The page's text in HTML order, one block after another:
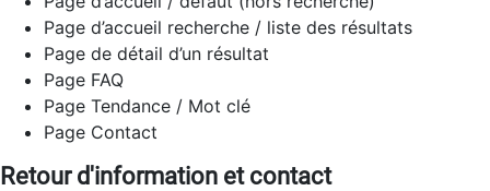
Page d’accueil recherche / liste des résultats
Page de détail d’un résultat
Page FAQ
Page Tendance / Mot clé
Page Contact
Retour d'information et contact